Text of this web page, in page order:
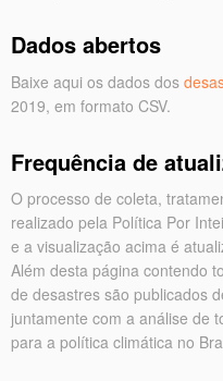
Dados abertos
Baixe aqui os dados dos
2019, em formato CSV.
Frequência de
O processo de coleta,
realizado pela Política Por
e a visualização acima é
Além desta página contendo
de desastres são publicados
juntamente com a análise de
para a política climática no